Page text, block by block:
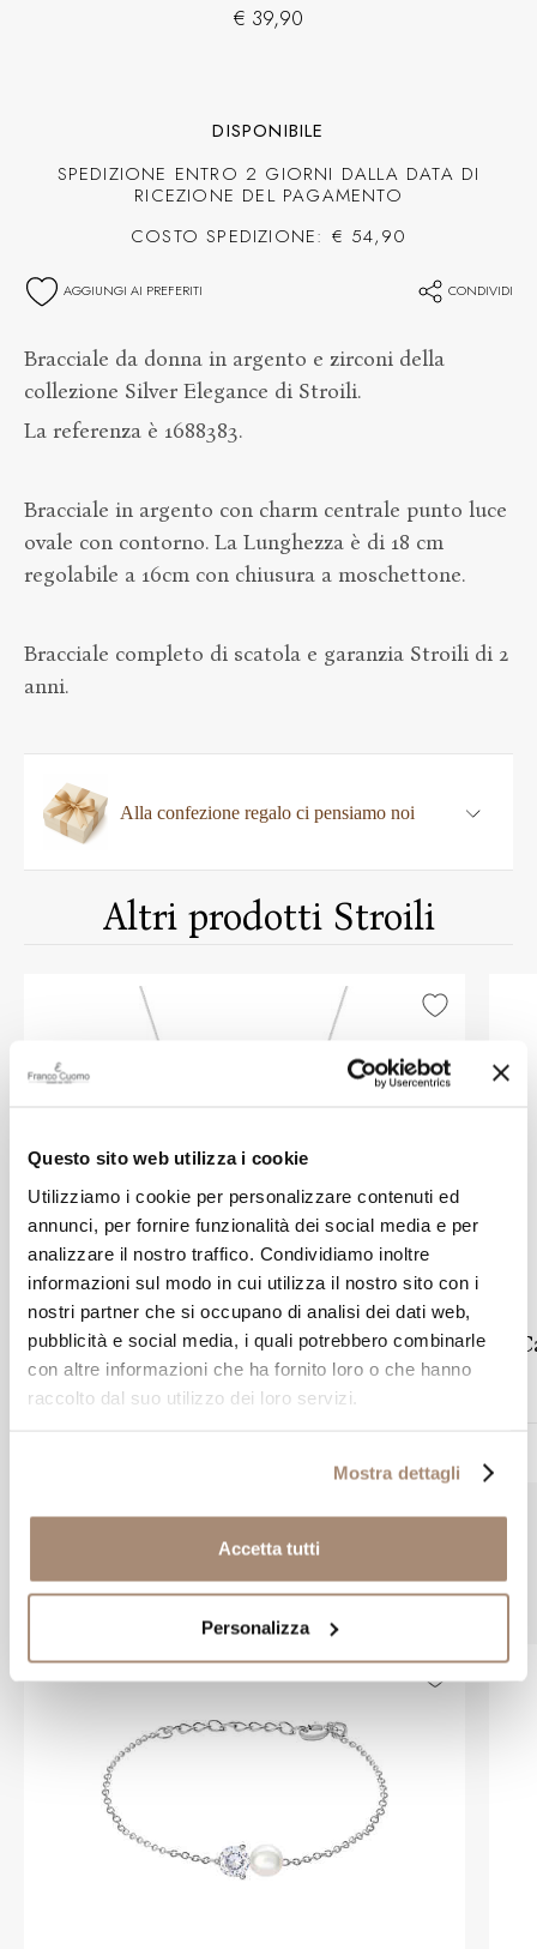
Questo sito web utilizza i cookie
Utilizziamo i cookie per personalizzare contenuti ed
annunci, per fornire funzionalità dei social media e per
analizzare il nostro traffico. Condividiamo inoltre
informazioni sul modo in cui utilizza il nostro sito con i
nostri partner che si occupano di analisi dei dati web,
pubblicità e social media, i quali potrebbero combinarle
con altre informazioni che ha fornito loro o che hanno
raccolto dal suo utilizzo dei loro servizi.
Mostra dettagli
Accetta tutti
Personalizza
€ 39,90
DISPONIBILE
SPEDIZIONE ENTRO 2 GIORNI DALLA DATA DI
RICEZIONE DEL PAGAMENTO
COSTO SPEDIZIONE: € 54,90
AGGIUNGI AI PREFERITI CONDIVIDI
Bracciale da donna in argento e zirconi della
collezione Silver Elegance di Stroili.
La referenza è 1688383.
Bracciale in argento con charm centrale punto luce
ovale con contorno. La Lunghezza è di 18 cm
regolabile a 16cm con chiusura a moschettone.
Bracciale completo di scatola e garanzia Stroili di 2
anni.
Alla confezione regalo ci pensiamo noi
Altri prodotti Stroili
Catenina Stroili in oro bianco a
maglia veneziana
Prodotti simili